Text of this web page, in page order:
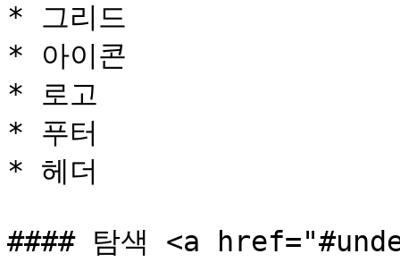
* 그리드
* 아이콘
* 로고
* 푸터
* 헤더
#### 탐색 <a